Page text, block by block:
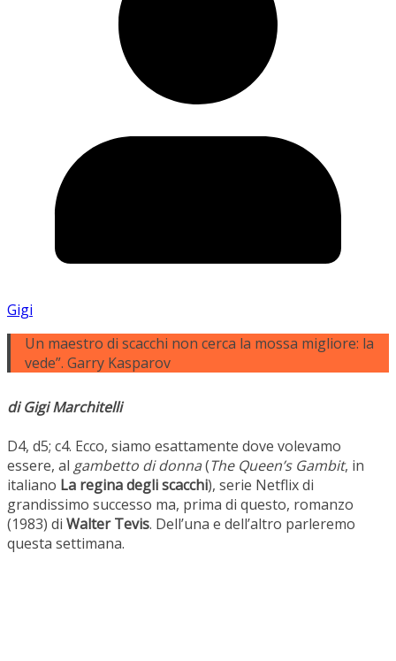
Gigi
Un maestro di scacchi non cerca la mossa migliore: la
vede”. Garry Kasparov
di Gigi Marchitelli
D4, d5; c4. Ecco, siamo esattamente dove volevamo
essere, al gambetto di donna(The Queen’s Gambit, in
italiano La regina degli scacchi), serie Netflix di
grandissimo successo ma, prima di questo, romanzo
(1983) di Walter Tevis. Dell’una e dell’altro parleremo
questa settimana.